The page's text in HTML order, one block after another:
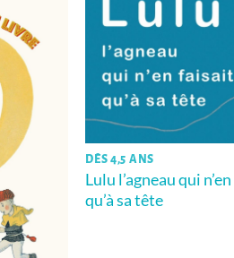
DÈS 4,5 ANS
Lulu l’agneau qui
qu’à sa tête